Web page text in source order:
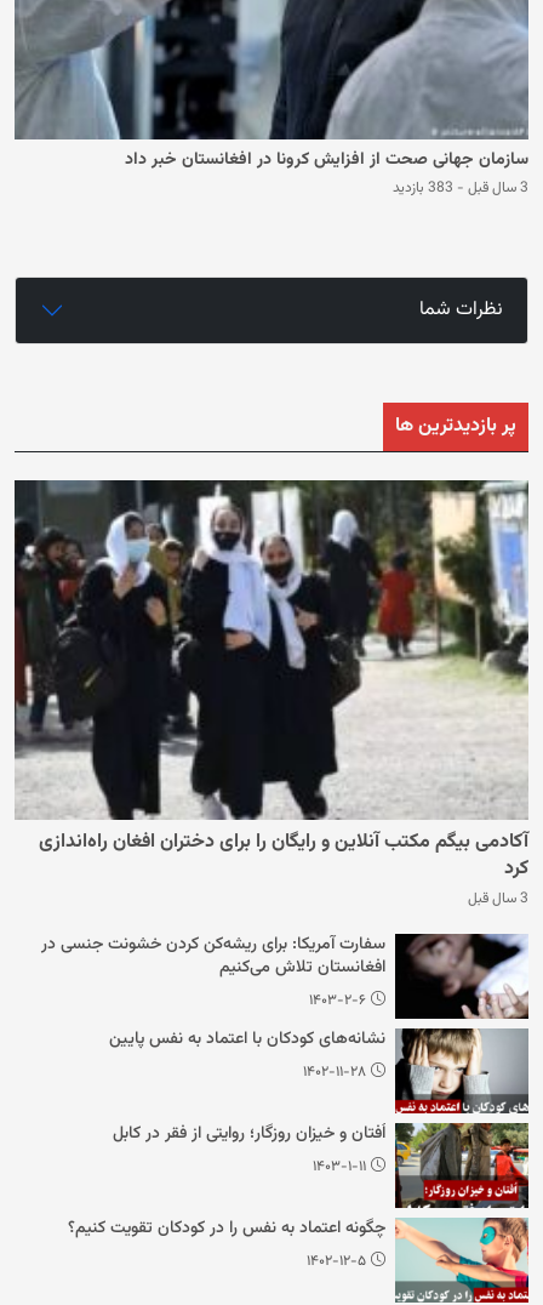
سازمان جهانی صحت از افزایش کرونا در افغانستان خبر داد
3 سال قبل - 383 بازدید
نظرات شما
پر بازدیدترین ها
آکادمی بیگم مکتب آنلاین و رایگان را برای دختران افغان راه‌اندازی
کرد
3 سال قبل
سفارت آمریکا: برای ریشه‌کن کردن خشونت جنسی در
افغانستان تلاش می‌کنیم
۱۴۰۳-۲-۶
نشانه‌های کودکان با اعتماد به نفس پایین
۱۴۰۲-۱۱-۲۸
اُفتان و خیزان روزگار؛ روایتی از فقر در کابل
۱۴۰۳-۱-۱۱
چگونه اعتماد به نفس را در کودکان تقویت کنیم؟
۱۴۰۲-۱۲-۵